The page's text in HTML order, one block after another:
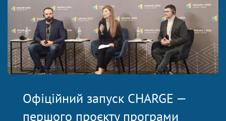
Офіційний запуск CHARGE —
першого проєкту програми